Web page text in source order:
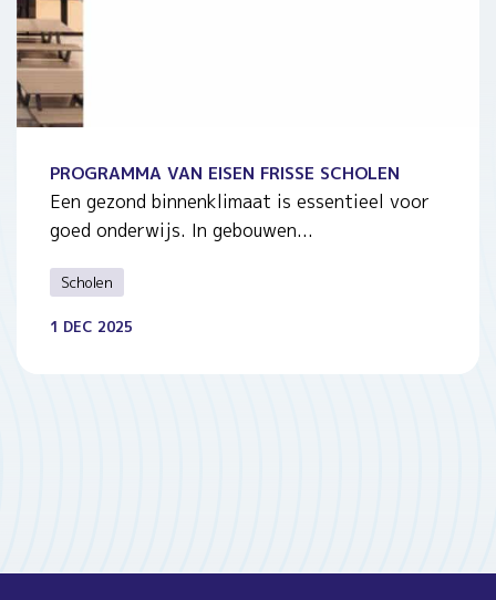
PROGRAMMA VAN EISEN FRISSE SCHOLEN
1 DEC 2025
Een gezond binnenklimaat is essentieel voor
goed onderwijs. In gebouwen...
Scholen